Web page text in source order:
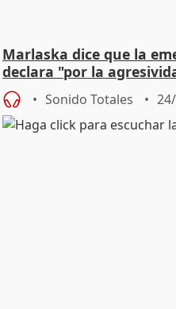
Marlaska dice que la
declara "por la
Sonido Totales